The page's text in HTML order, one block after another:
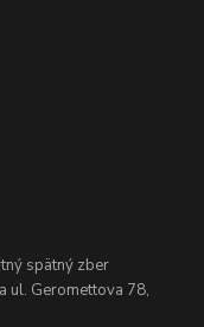
spätný zber
ul. Geromettova 78,